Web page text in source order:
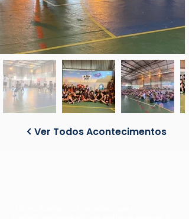
Ver Todos Acontecimentos